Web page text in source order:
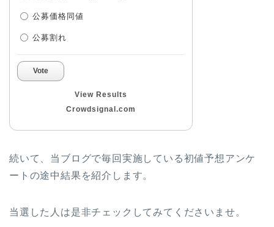
公募価格同値
公募割れ
Vote
View Results
Crowdsignal.com
続いて、当ブログで毎回実施している初値予想アンケ
ートの途中結果を紹介します。
当選した人は是非チェックしてみてくださいませ。